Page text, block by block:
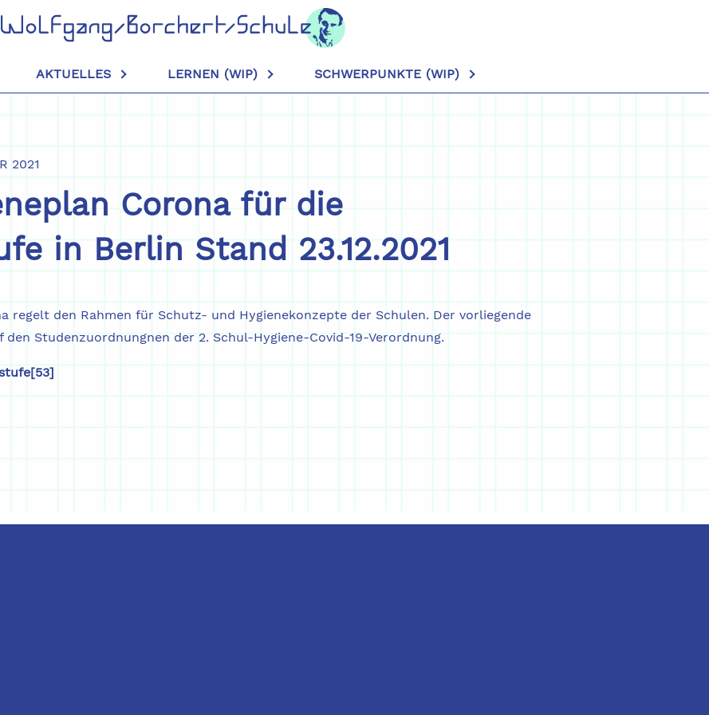
AKTUELLES LERNEN (WIP) SCHWERPUNKTE (WIP)
2021
Corona für die
in Berlin Stand 23.12.2021
regelt den Rahmen für Schutz- und Hygienekonzepte der Schulen. Der vorliegende
Studenzuordnungnen der 2. Schul-Hygiene-Covid-19-Verordnung.